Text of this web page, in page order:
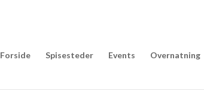
Forside Spisesteder Events Overnatning